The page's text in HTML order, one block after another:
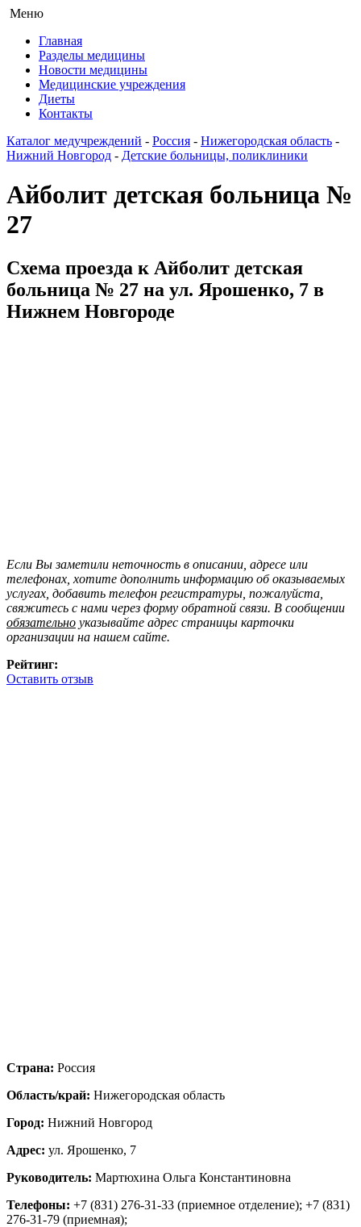
Меню
Главная
Разделы медицины
Новости медицины
Медицинские учреждения
Диеты
Контакты
Каталог медучреждений - Россия - Нижегородская область -
Нижний Новгород - Детские больницы, поликлиники
Айболит детская больница №
27
Схема проезда к Айболит детская
больница № 27 на ул. Ярошенко, 7 в
Нижнем Новгороде
Если Вы заметили неточность в описании, адресе или
телефонах, хотите дополнить информацию об оказываемых
услугах, добавить телефон регистратуры, пожалуйста,
свяжитесь с нами через форму обратной связи. В сообщении
обязательно указывайте адрес страницы карточки
организации на нашем сайте.
Рейтинг:
Оставить отзыв
Страна: Россия
Область/край: Нижегородская область
Город: Нижний Новгород
Адрес: ул. Ярошенко, 7
Руководитель: Мартюхина Ольга Константиновна
Телефоны: +7 (831) 276-31-33 (приемное отделение); +7 (831)
276-31-79 (приемная);